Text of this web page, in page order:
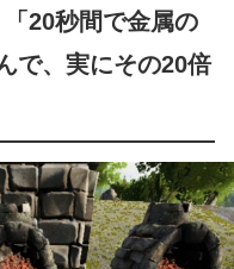
20秒間で金属の
で、実にその20倍